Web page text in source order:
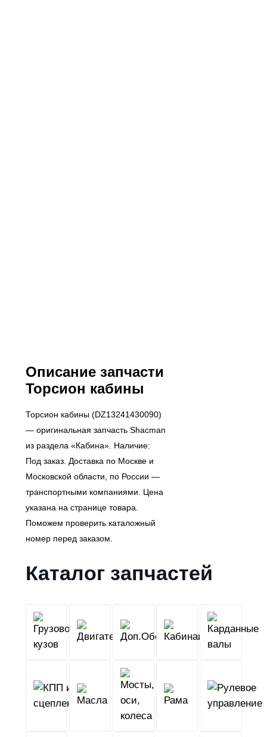
Описание запчасти
Торсион кабины
Торсион кабины (DZ13241430090)
— оригинальная запчасть Shacman
из раздела «Кабина». Наличие:
Под заказ. Доставка по Москве и
Московской области, по России —
транспортными компаниями. Цена
указана на странице товара.
Поможем проверить каталожный
номер перед заказом.
Каталог запчастей
Грузовой
кузов
Двигатель Кабина
КПП
и
сцепление
Масла
оси,
Рама